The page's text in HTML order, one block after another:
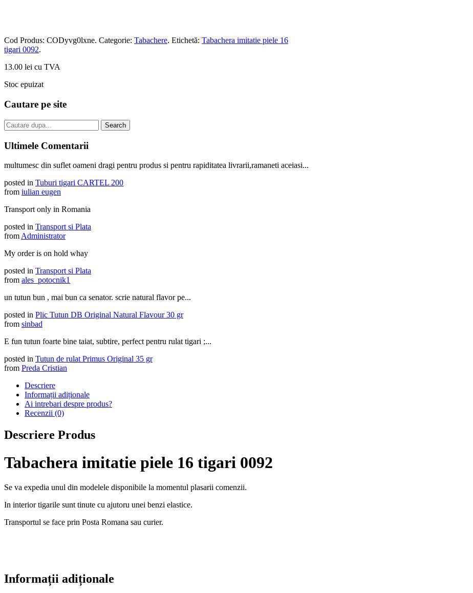
Cod Produs: CODyvg0lxne. Categorie: Tabachere. Etichetă: Tabachera imitatie piele 16
tigari 0092.
13.00 lei cu TVA
Stoc epuizat
Cautare pe site
Ultimele Comentarii
multumesc din suflet oameni dragi pentru produs si pentru rapiditatea livrarii,ramaneti aceiasi...
posted in Tuburi tigari CARTEL 200
from iulian eugen
Transport only in Romania
posted in Transport si Plata
from Administrator
My order is on hold whay
posted in Transport si Plata
from ales_potocnik1
un tutun bun , mai bun ca senator. scrie natural flavor pe...
posted in Plic Tutun DB Original Natural Flavour 30 gr
from sinbad
E fun tutun foarte bine taiat, subtire, perfect pentru rulat tigari ;...
posted in Tutun de rulat Primus Original 35 gr
from Preda Cristian
Descriere
Informații adiționale
Ai intrebari despre produs?
Recenzii (0)
Descriere Produs
Tabachera imitatie piele 16 tigari 0092
Se va expedia unul din modelele disponibile la momentul plasarii comenzii.
In interior tigarile sunt tinute cu ajutoru unei benzi elastice.
Transportul se face prin Posta Romana sau curier.
Informații adiționale